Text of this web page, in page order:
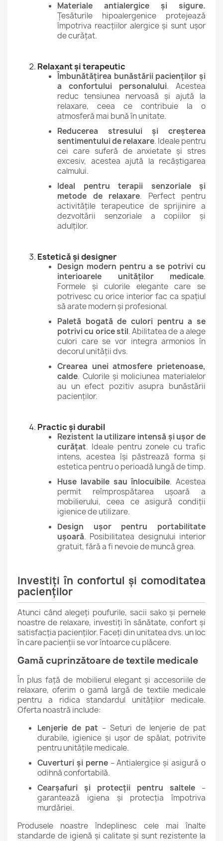
Materiale antialergice și sigure.
Țesăturile hipoalergenice protejează
împotriva reacțiilor alergice și sunt ușor
de curățat.
Relaxant și terapeutic
Îmbunătățirea bunăstării pacienților și
a confortului personalului. Acestea
reduc tensiunea nervoasă și ajută la
relaxare, ceea ce contribuie la o
atmosferă mai bună în unitate.
Reducerea stresului și creșterea
sentimentului de relaxare. Ideale pentru
cei care suferă de anxietate și stres
excesiv, acestea ajută la recâștigarea
calmului.
Ideal pentru terapii senzoriale și
metode de relaxare. Perfect pentru
activitățile terapeutice de sprijinire a
dezvoltării senzoriale a copiilor și
adulților.
Estetică și designer
Design modern pentru a se potrivi cu
interioarele unităților medicale.
Formele și culorile elegante care se
potrivesc cu orice interior fac ca spațiul
să arate modern și profesional.
Paletă bogată de culori pentru a se
potrivi cu orice stil. Abilitatea de a alege
culori care se vor integra armonios în
decorul unității dvs.
Crearea unei atmosfere prietenoase,
calde. Culorile și moliciunea materialelor
au un efect pozitiv asupra bunăstării
pacienților.
Practic și durabil
Rezistent la utilizare intensă și ușor de
curățat. Ideale pentru zonele cu trafic
intens, acestea își păstrează forma și
estetica pentru o perioadă lungă de timp.
Huse lavabile sau înlocuibile. Acestea
permit reîmprospătarea ușoară a
mobilierului, ceea ce asigură condiții
igienice de utilizare.
Design ușor pentru portabilitate
ușoară. Posibilitatea designului interior
gratuit, fără a fi nevoie de muncă grea.
Investiți în confortul și comoditatea
pacienților
Atunci când alegeți poufurile, sacii sako și pernele
noastre de relaxare, investiți în sănătate, confort și
satisfacția pacienților. Faceți din unitatea dvs. un loc
în care pacienții se vor întoarce cu plăcere.
Gamă cuprinzătoare de textile medicale
În plus față de mobilierul elegant și accesoriile de
relaxare, oferim o gamă largă de textile medicale
pentru a ridica standardul unităților medicale.
Oferta noastră include:
Lenjerie de pat – Seturi de lenjerie de pat
durabile, igienice și ușor de spălat, potrivite
pentru unitățile medicale.
Cuverturi și perne– Antialergice și asigură o
odihnă confortabilă.
Cearșafuri și protecții pentru saltele –
garantează igiena și protecția împotriva
murdăriei.
Produsele noastre îndeplinesc cele mai înalte
standarde de igienă și calitate și sunt rezistente la